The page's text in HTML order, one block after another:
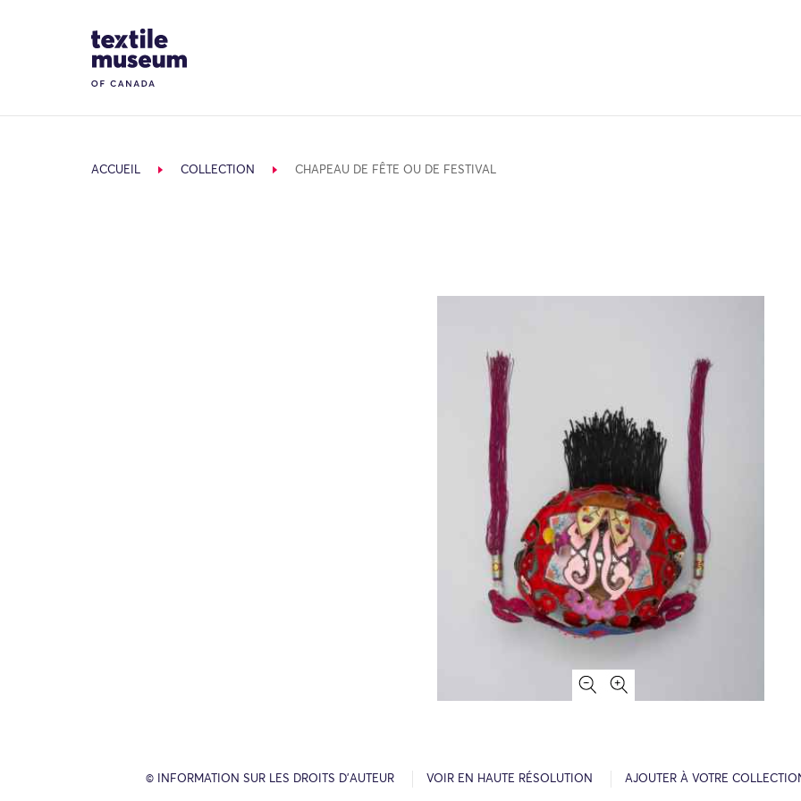
Site Logo
ACCUEIL COLLECTION CHAPEAU DE FÊTE OU DE FESTIVAL
© INFORMATION SUR LES DROITS D’AUTEUR VOIR EN HAUTE RÉSOLUTION AJOUTER À VOTRE